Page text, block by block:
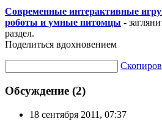
Современные интерактивные
роботы и умные питомцы -
раздел.
Поделиться вдохновением
Обсуждение (2)
18 сентября 2011, 07:37